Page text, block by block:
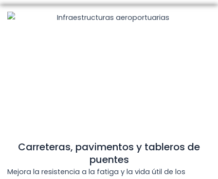
Carreteras, pavimentos y tableros de
puentes
Mejora la resistencia a la fatiga y la vida útil de los